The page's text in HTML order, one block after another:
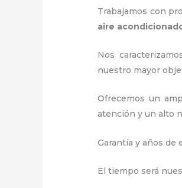
Trabajamos con
aire
Nos
nuestro mayor
Ofrecemos un
atención y un alto
Garantía y años
El tiempo será